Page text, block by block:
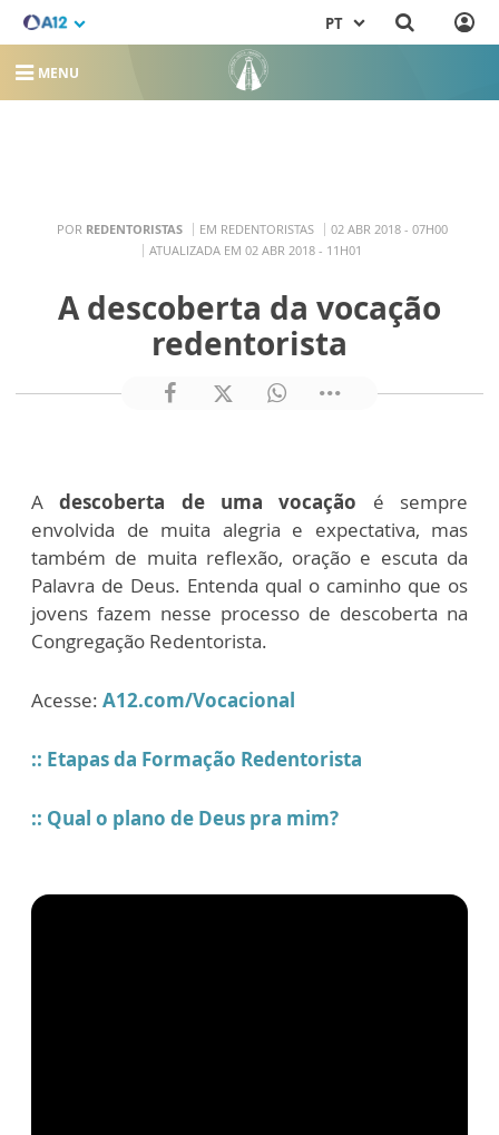
PT
MENU
POR REDENTORISTAS EM REDENTORISTAS
02 ABR 2018 - 07H00
ATUALIZADA EM 02 ABR 2018 - 11H01
A descoberta da vocação
redentorista
Adescoberta de uma vocação é sempre
envolvida de muita alegria e expectativa, mas
também de muita reflexão, oração e escuta da
Palavra de Deus. Entenda qual o caminho que os
jovens fazem nesse processo de descoberta na
Congregação Redentorista.
Acesse: A12.com/Vocacional
:: Etapas da Formação Redentorista
:: Qual o plano de Deus pra mim?